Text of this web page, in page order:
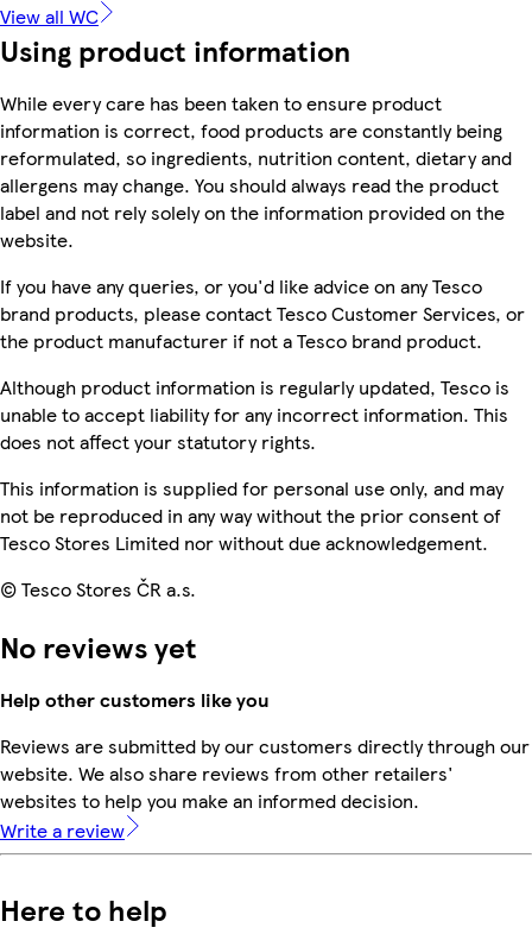
View all WC
Using product information
While every care has been taken to ensure product
information is correct, food products are constantly being
reformulated, so ingredients, nutrition content, dietary and
allergens may change. You should always read the product
label and not rely solely on the information provided on the
website.
If you have any queries, or you'd like advice on any Tesco
brand products, please contact Tesco Customer Services, or
the product manufacturer if not a Tesco brand product.
Although product information is regularly updated, Tesco is
unable to accept liability for any incorrect information. This
does not affect your statutory rights.
This information is supplied for personal use only, and may
not be reproduced in any way without the prior consent of
Tesco Stores Limited nor without due acknowledgement.
© Tesco Stores ČR a.s.
No reviews yet
Help other customers like you
Reviews are submitted by our customers directly through our
website. We also share reviews from other retailers'
websites to help you make an informed decision.
Write a review
Here to help